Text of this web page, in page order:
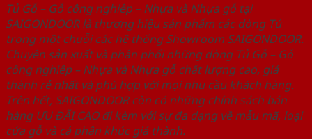
Tủ Gỗ – Gỗ công nghiêp – Nhựa và Nhựa gỗ tại
SAIGONDOOR là thương hiệu sản phẩm các dòng Tủ
trong một chuỗi các hệ thống Showroom SAIGONDOOR.
Chuyên sản xuất và phân phối những dòng Tủ Gỗ – Gỗ
công nghiêp – Nhựa và Nhựa gỗ chất lượng cao, giá
thành rẻ nhất và phù hợp với mọi nhu cầu khách hàng.
Trên hết, SAIGONDOOR còn có những chính sách bán
hàng ƯU ĐÃI CAO đi kèm với sự đa dạng về mẫu mã, loại
cửa gỗ và cả phân khúc giá thành.